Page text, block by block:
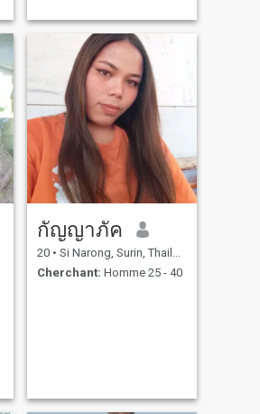
กัญญาภัค
20 • Si Narong, Surin, Thailande
Cherchant: Homme 25 - 40